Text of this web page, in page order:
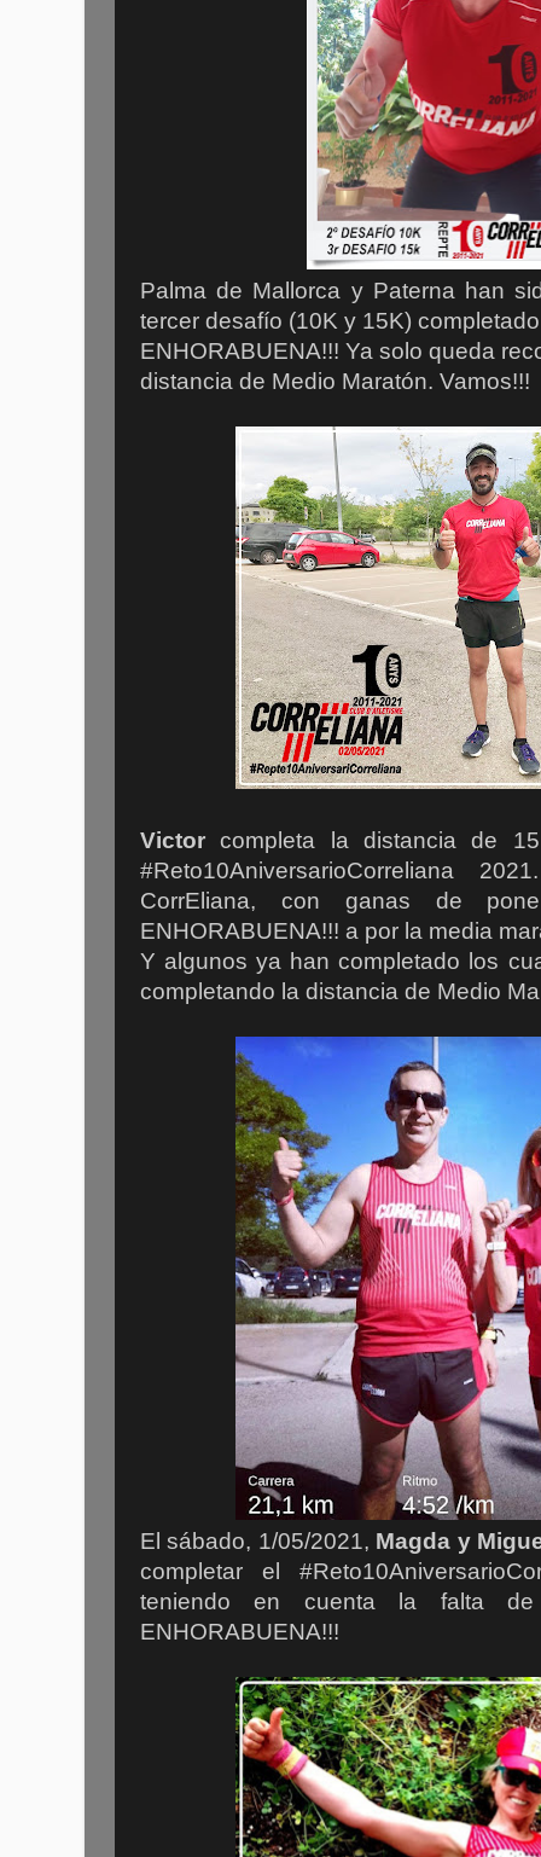
Palma de Mallorca y Paterna han
tercer desafío (10K y 15K)
ENHORABUENA!!! Ya solo queda
distancia de Medio Maratón. Vamos!!!
Victor completa la distancia de
#Reto10AniversarioCorreliana
CorrEliana, con ganas de
ENHORABUENA!!! a por la media
Y algunos ya han completado los
completando la distancia de Medio
El sábado, 1/05/2021, Magda y
completar el
teniendo en cuenta la falta de
ENHORABUENA!!!